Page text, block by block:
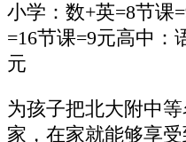
小学：数+英=8节课
=16节课=9元高中：
元
为孩子把北大附中
家，在家就能够享